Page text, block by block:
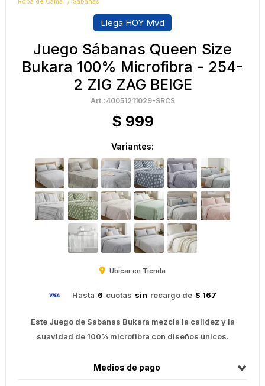
Ropa de Cama Sábanas
Llega HOY Mvd
Juego Sábanas Queen Size
Bukara 100% Microfibra - 254-
2 ZIG ZAG BEIGE
40051211029-SRCS
$ 999
Variantes:
Ubicar en Tienda
Hasta 6 cuotas sin recargo de $ 167
Este Juego de Sabanas Bukara mezcla la calidez y la
suavidad de 100% microfibra con diseños únicos.
Medios de pago